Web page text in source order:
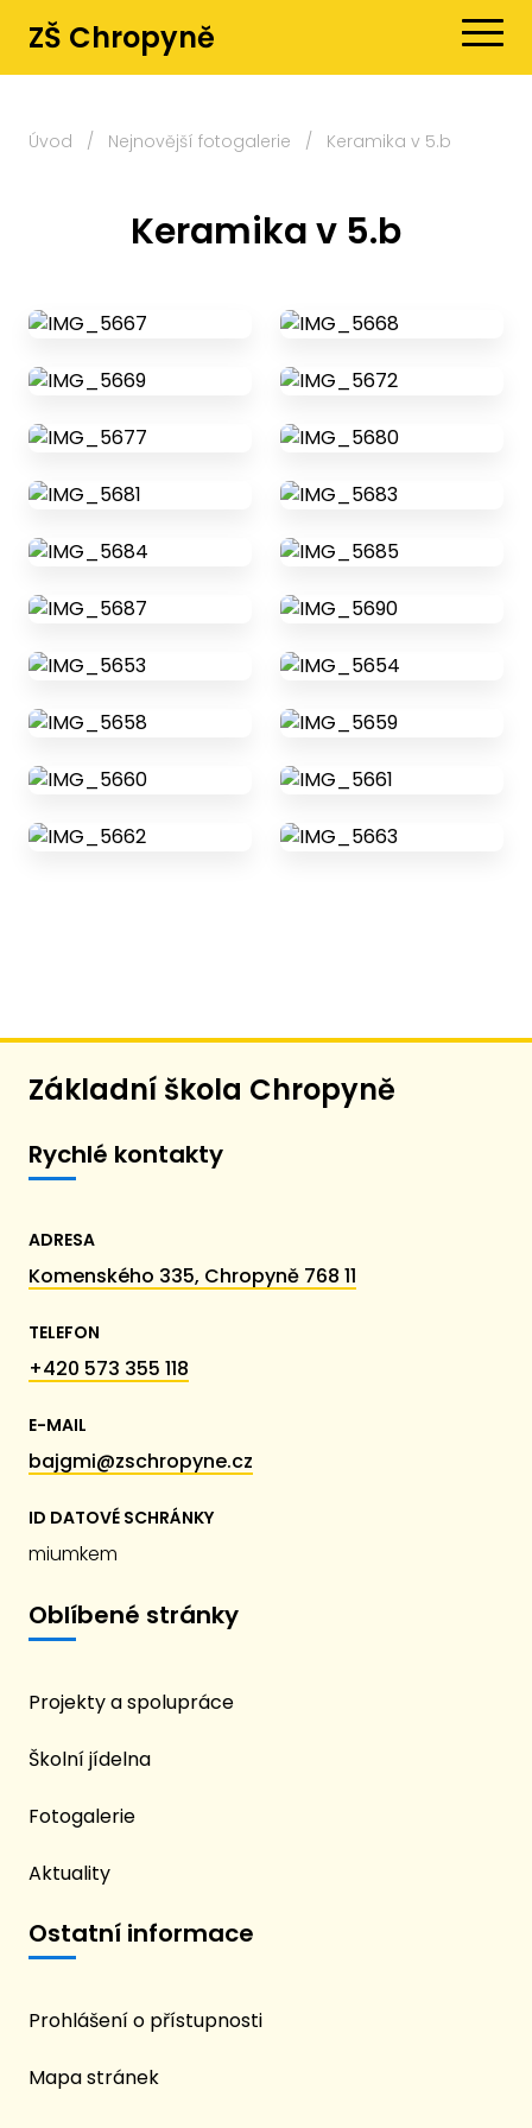
ZŠ Chropyně
Úvod / Nejnovější fotogalerie / Keramika v 5.b
Keramika v 5.b
Základní škola Chropyně
Rychlé kontakty
ADRESA
Komenského 335, Chropyně 768 11
TELEFON
+420 573 355 118
E-MAIL
bajgmi@zschropyne.cz
ID DATOVÉ SCHRÁNKY
miumkem
Oblíbené stránky
Projekty a spolupráce
Školní jídelna
Fotogalerie
Aktuality
Ostatní informace
Prohlášení o přístupnosti
Mapa stránek